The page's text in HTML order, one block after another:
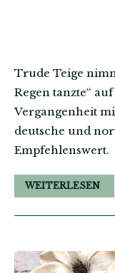
Trude Teige
Regen tanzte“
Vergangenheit
deutsche und
Empfehlenswert.
WEITERLESEN